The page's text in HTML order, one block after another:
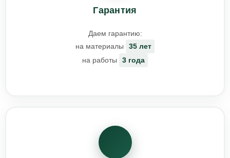
Гарантия
Даем гарантию:
на материалы
35 лет
на работы
3 года